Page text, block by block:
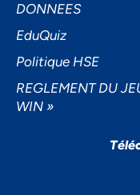
DONNEES
EduQuiz
Politique HSE
REGLEMENT DU
WIN »